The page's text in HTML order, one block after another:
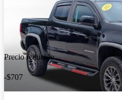
Precio reducido
-$707